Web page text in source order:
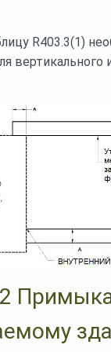
R403.3(1)
вертикального